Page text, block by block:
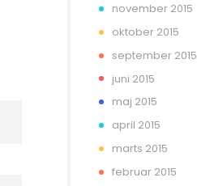
november 2015
oktober 2015
september 2015
juni 2015
maj 2015
april 2015
marts 2015
februar 2015